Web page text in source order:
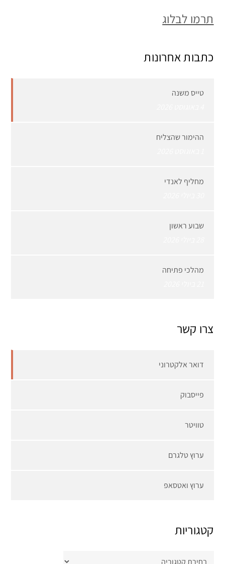
תרמו לבלוג
כתבות אחרונות
טייס משנה
ההימור שהצליח
מחליף לאנדי
שבוע ראשון
מהלכי פתיחה
צרו קשר
דואר אלקטרוני
פייסבוק
טוויטר
ערוץ טלגרם
ערוץ ואטסאפ
קטגוריות